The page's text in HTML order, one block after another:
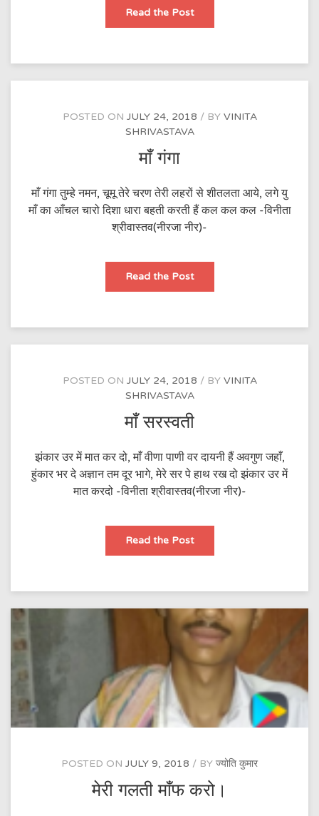
Read the Postमाँ
जग
दो
POSTED ON JULY 24, 2018 BY VINITA
SHRIVASTAVA
माँ गंगा
माँ गंगा तुम्हे नमन, चूमू तेरे चरण तेरी लहरों से शीतलता आये, लगे यु
माँ का आँचल चारो दिशा धारा बहती करती हैं कल कल कल -विनीता
श्रीवास्तव(नीरजा नीर)-
Read the Postमाँ
POSTED ON JULY 24, 2018 BY VINITA
SHRIVASTAVA
माँ सरस्वती
झंकार उर में मात कर दो, माँ वीणा पाणी वर दायनी हैं अवगुण जहाँ,
हुंकार भर दे अज्ञान तम दूर भागे, मेरे सर पे हाथ रख दो झंकार उर में
मात करदो -विनीता श्रीवास्तव(नीरजा नीर)-
Read the Postमाँ
POSTED ON JULY 9, 2018 BY ज्योति कुमार
मेरी गलती माँफ करो।